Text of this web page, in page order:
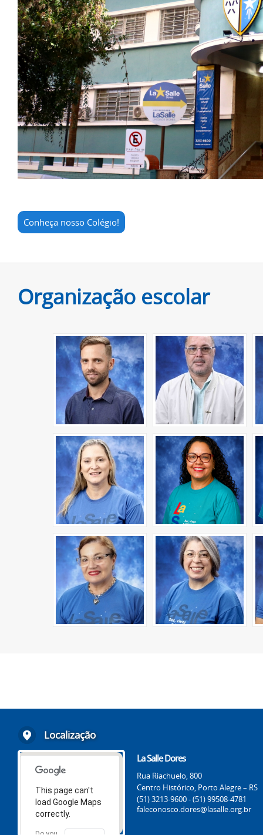
Conheça nosso Colégio!
Organização escolar
Localização
This page can't
load Google Maps
correctly.
La Salle Dores
Rua Riachuelo, 800
Centro Histórico, Porto Alegre – RS
(51) 3213-9600 - (51) 99508-4781
faleconosco.dores@lasalle.org.br